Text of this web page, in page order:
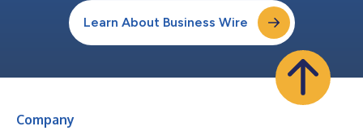
Learn About Business Wire
Company